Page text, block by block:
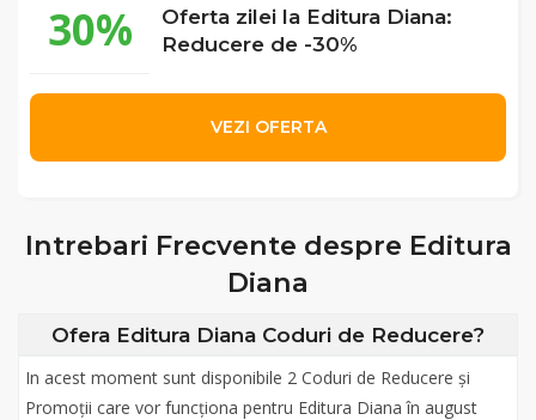
30%
Oferta zilei la Editura Diana:
Reducere de -30%
VEZI OFERTA
Intrebari Frecvente despre Editura
Diana
Ofera Editura Diana Coduri de Reducere?
In acest moment sunt disponibile 2 Coduri de Reducere și
Promoții care vor funcționa pentru Editura Diana în august